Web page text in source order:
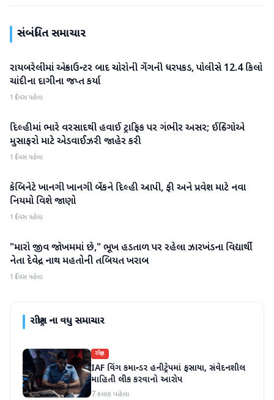
સંબંધિત સમાચાર
રાષ્ટ્રીય
રાયબરેલીમાં એન્કાઉન્ટર બાદ ચોરોની ગેંગની ધરપકડ, પોલીસે 12.4 કિલો
ચાંદીના દાગીના જપ્ત કર્યા
1 દિવસ પહેલા
રાષ્ટ્રીય
દિલ્હીમાં ભારે વરસાદથી હવાઈ ટ્રાફિક પર ગંભીર અસર; ઈન્ડિગોએ
મુસાફરો માટે એડવાઈઝરી જાહેર કરી
1 દિવસ પહેલા
રાષ્ટ્રીય
કેબિનેટે ખાનગી ખાનગી બેંકને દિલ્હી આપી, ફી અને પ્રવેશ માટે નવા
નિયમો વિશે જાણો
1 દિવસ પહેલા
રાષ્ટ્રીય
"મારો જીવ જોખમમાં છે," ભૂખ હડતાળ પર રહેલા ઝારખંડના વિદ્યાર્થી
નેતા દેવેન્દ્ર નાથ મહતોની તબિયત ખરાબ
1 દિવસ પહેલા
રાષ્ટ્રીયના વધુ સમાચાર
રાષ્ટ્રીય
IAF વિંગ કમાન્ડર હનીટ્રેપમાં ફસાયા, સંવેદનશીલ
માહિતી લીક કરવાનો આરોપ
7 કલાક પહેલા